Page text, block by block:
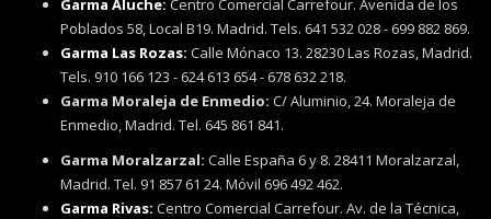
Garma Aluche: Centro Comercial Carrefour. Avenida de los
Poblados 58, Local B19. Madrid. Tels. 641 532 028 - 699 882 869.
Garma Las Rozas: Calle Mónaco 13. 28230 Las Rozas, Madrid.
Tels. 910 166 123 - 624 613 654 - 678 632 218.
Garma Moraleja de Enmedio: C/ Aluminio, 24. Moraleja de
Enmedio, Madrid. Tel. 645 861 841.
Garma Moralzarzal: Calle España 6 y 8. 28411 Moralzarzal,
Madrid. Tel. 91 857 61 24. Móvil 696 492 462.
Garma Rivas: Centro Comercial Carrefour. Av. de la Técnica,